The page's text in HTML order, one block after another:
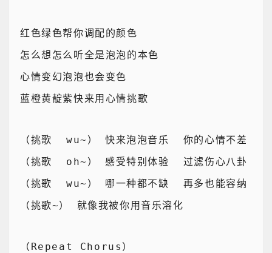
红色绿色帮你调配的颜色
怎么想怎么听全是泡泡的本色
心情变幻泡泡也会变色
蓝橙黄靛紫快来用心情挑歌
（挑歌  wu~） 快来泡泡音乐  你的心情不差
（挑歌  oh~） 感受特别体验  过滤伤心八卦
（挑歌  wu~） 哪一种都不缺  再多也能容纳
（挑歌~） 就像我被你用音乐溶化
（Repeat Chorus）